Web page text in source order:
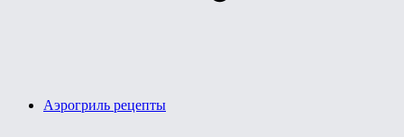
Аэрогриль рецепты